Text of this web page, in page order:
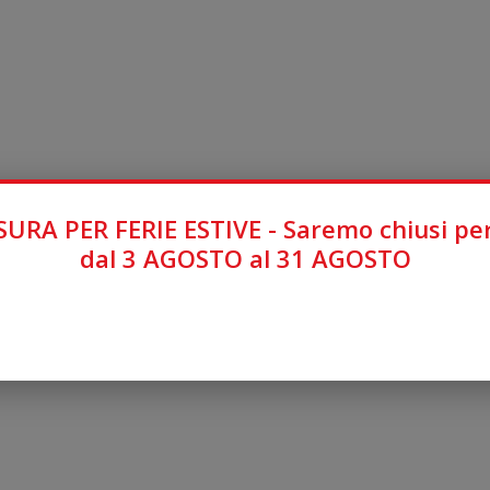
PER FERIE ESTIVE - Saremo chiusi
dal 3 AGOSTO al 31 AGOSTO